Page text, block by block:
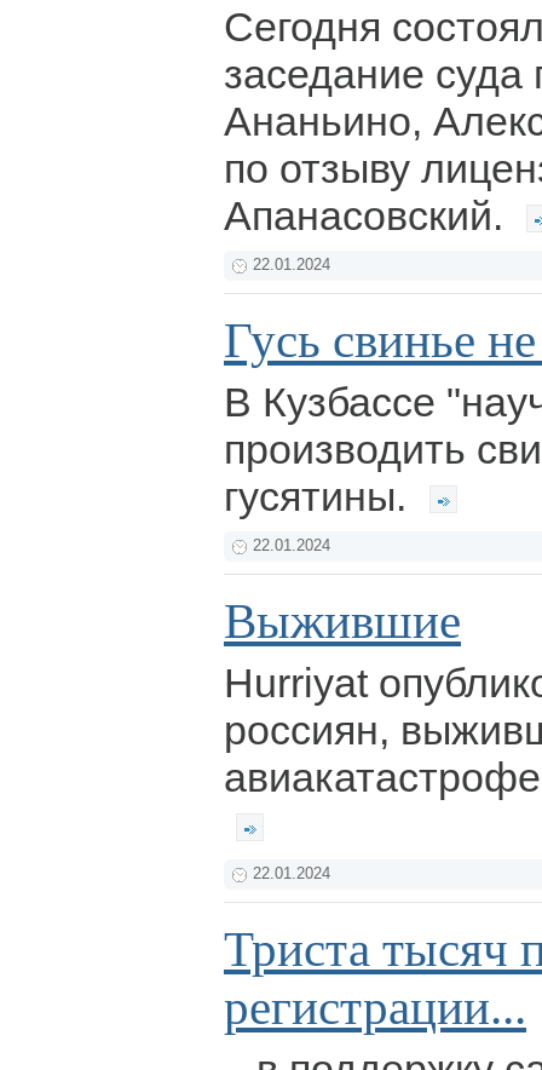
Сегодня
заседание суда
Ананьино,
по отзыву
Апанасовский.
22.01.2024
Гусь свинье
В Кузбассе
производить
гусятины.
22.01.2024
Выжившие
Hurriyat
россиян,
22.01.2024
Триста тысяч
регистрации...